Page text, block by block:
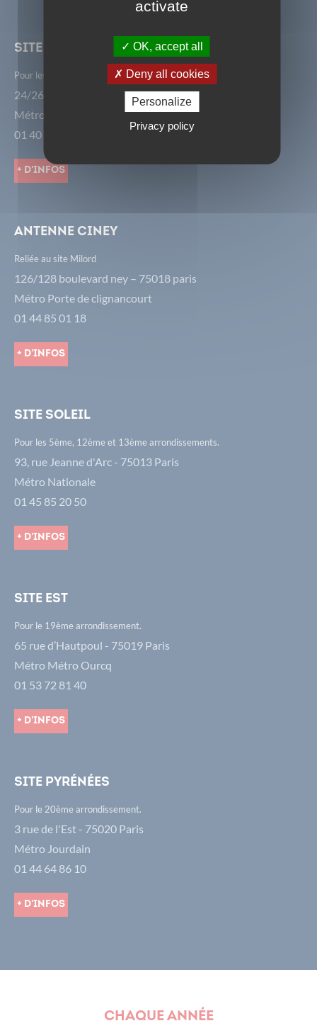
Site avenir
Pour les 6ème, 7ème, 14ème, 15ème et 16ème arrondissements.
24/26 rue de Châtillon - 75014 Paris
Métro Alésia
01 40 52 77 30
+ d'infos
Antenne CiNey
Reliée au site Milord
126/128 boulevard ney – 75018 paris
Métro Porte de clignancourt
01 44 85 01 18
+ d'infos
Site Soleil
Pour les 5ème, 12ème et 13ème arrondissements.
93, rue Jeanne d'Arc - 75013 Paris
Métro Nationale
01 45 85 20 50
+ d'infos
Site Est
Pour le 19ème arrondissement.
65 rue d’Hautpoul - 75019 Paris
Métro Métro Ourcq
01 53 72 81 40
+ d'infos
Site Pyrénées
Pour le 20ème arrondissement.
3 rue de l'Est - 75020 Paris
Métro Jourdain
01 44 64 86 10
+ d'infos
Chaque année
activate
OK, accept all
Deny all cookies
Personalize
Privacy policy